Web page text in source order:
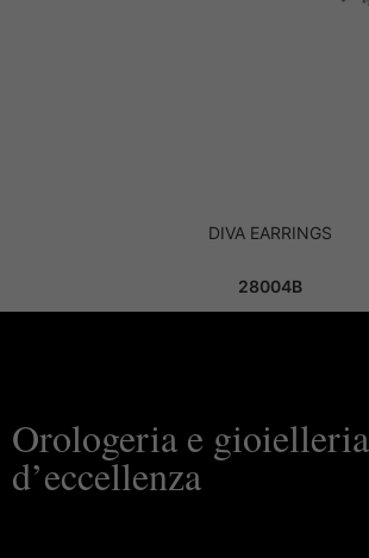
DIVA EARRINGS
28004B
Orologeria e gioielleria
d’eccellenza